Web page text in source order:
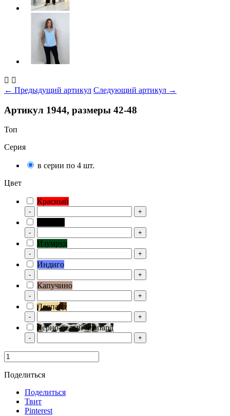
 
← Предыдущий артикул Следующий артикул →
Артикул 1944, размеры 42-48
Топ
Серия
в серии по 4 шт.
Цвет
Красный
- +
- +
Изумруд
- +
Индиго
- +
Капучино
- +
Леопард
- +
Черно-белый леопард
- +
Поделиться
Поделиться
Твит
Pinterest